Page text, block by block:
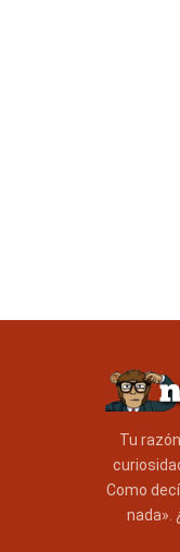
Tu
Como
nada».